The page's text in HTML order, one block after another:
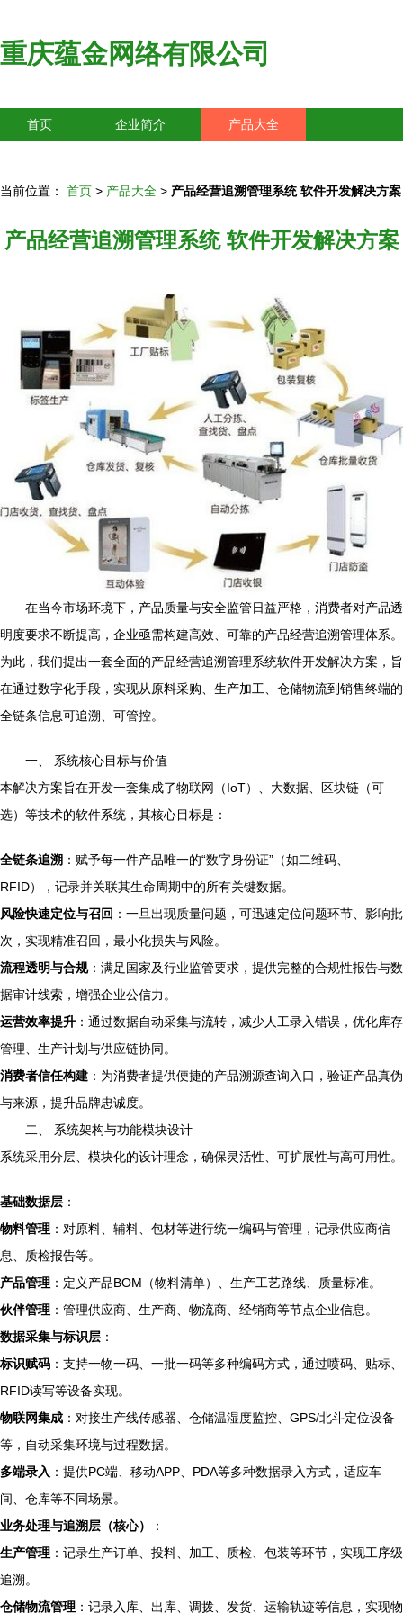
重庆蕴金网络有限公司
首页 企业简介 产品大全
当前位置： 首页 > 产品大全 > 产品经营追溯管理系统 软件开发解决方案
产品经营追溯管理系统 软件开发解决方案
在当今市场环境下，产品质量与安全监管日益严格，消费者对产品透
明度要求不断提高，企业亟需构建高效、可靠的产品经营追溯管理体系。
为此，我们提出一套全面的产品经营追溯管理系统软件开发解决方案，旨
在通过数字化手段，实现从原料采购、生产加工、仓储物流到销售终端的
全链条信息可追溯、可管控。
一、 系统核心目标与价值
本解决方案旨在开发一套集成了物联网（IoT）、大数据、区块链（可
选）等技术的软件系统，其核心目标是：
全链条追溯 ：赋予每一件产品唯一的“数字身份证”（如二维码、
RFID），记录并关联其生命周期中的所有关键数据。
风险快速定位与召回 ：一旦出现质量问题，可迅速定位问题环节、影响批
次，实现精准召回，最小化损失与风险。
流程透明与合规：满足国家及行业监管要求，提供完整的合规性报告与数
据审计线索，增强企业公信力。
运营效率提升 ：通过数据自动采集与流转，减少人工录入错误，优化库存
管理、生产计划与供应链协同。
消费者信任构建 ：为消费者提供便捷的产品溯源查询入口，验证产品真伪
与来源，提升品牌忠诚度。
二、 系统架构与功能模块设计
系统采用分层、模块化的设计理念，确保灵活性、可扩展性与高可用性。
基础数据层 ：
物料管理 ：对原料、辅料、包材等进行统一编码与管理，记录供应商信
息、质检报告等。
产品管理 ：定义产品BOM（物料清单）、生产工艺路线、质量标准。
伙伴管理 ：管理供应商、生产商、物流商、经销商等节点企业信息。
数据采集与标识层 ：
标识赋码 ：支持一物一码、一批一码等多种编码方式，通过喷码、贴标、
RFID读写等设备实现。
物联网集成 ：对接生产线传感器、仓储温湿度监控、GPS/北斗定位设备
等，自动采集环境与过程数据。
多端录入 ：提供PC端、移动APP、PDA等多种数据录入方式，适应车
间、仓库等不同场景。
业务处理与追溯层（核心）
：
生产管理 ：记录生产订单、投料、加工、质检、包装等环节，实现工序级
追溯。
仓储物流管理 ：记录入库、出库、调拨、发货、运输轨迹等信息，实现物